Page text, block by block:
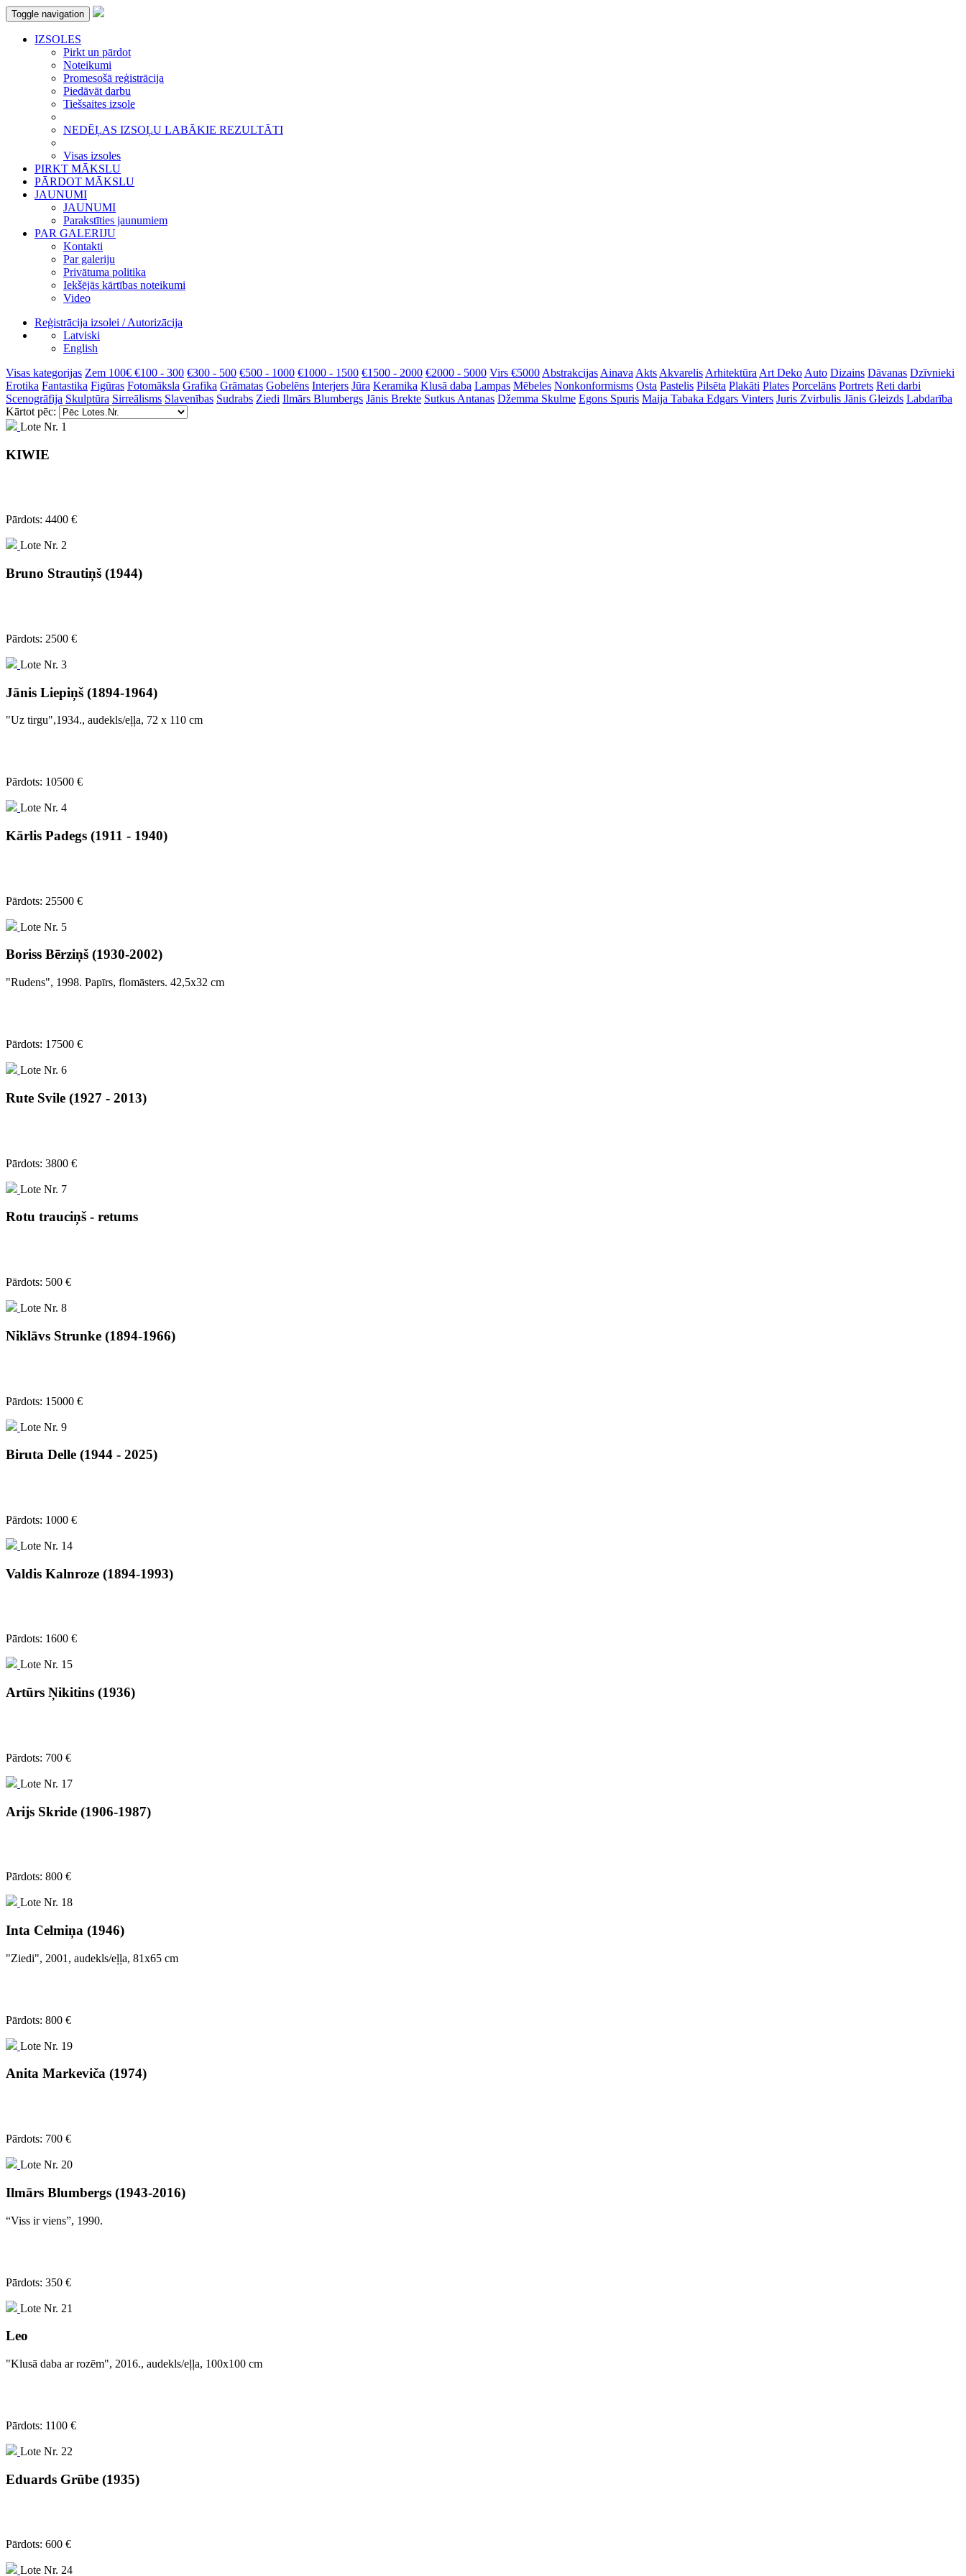
Toggle navigation
IZSOLES
Pirkt un pārdot
Noteikumi
Promesošā reģistrācija
Piedāvāt darbu
Tiešsaites izsole
NEDĒĻAS IZSOĻU LABĀKIE REZULTĀTI
Visas izsoles
PIRKT MĀKSLU
PĀRDOT MĀKSLU
JAUNUMI
JAUNUMI
Parakstīties jaunumiem
PAR GALERIJU
Kontakti
Par galeriju
Privātuma politika
Iekšējās kārtības noteikumi
Video
Reģistrācija izsolei / Autorizācija
Latviski
English
Visas kategorijas Zem 100€ €100 - 300 €300 - 500 €500 - 1000 €1000 - 1500 €1500 - 2000 €2000 - 5000 Virs €5000 Abstrakcijas Ainava Akts Akvarelis Arhitektūra Art Deko Auto Dizains Dāvanas Dzīvnieki
Erotika Fantastika Figūras Fotomāksla Grafika Grāmatas Gobelēns Interjers Jūra Keramika Klusā daba Lampas Mēbeles Nonkonformisms Osta Pastelis Pilsēta Plakāti Plates Porcelāns Portrets Reti darbi
Scenogrāfija Skulptūra Sirreālisms Slavenības Sudrabs Ziedi Ilmārs Blumbergs Jānis Brekte Sutkus Antanas Džemma Skulme Egons Spuris Maija Tabaka Edgars Vinters Juris Zvirbulis Jānis Gleizds Labdarība
Kārtot pēc:
Lote Nr. 1
KIWIE
Pārdots: 4400 €
Lote Nr. 2
Bruno Strautiņš (1944)
Pārdots: 2500 €
Lote Nr. 3
Jānis Liepiņš (1894-1964)
"Uz tirgu",1934., audekls/eļļa, 72 x 110 cm
Pārdots: 10500 €
Lote Nr. 4
Kārlis Padegs (1911 - 1940)
Pārdots: 25500 €
Lote Nr. 5
Boriss Bērziņš (1930-2002)
"Rudens", 1998. Papīrs, flomāsters. 42,5x32 cm
Pārdots: 17500 €
Lote Nr. 6
Rute Svile (1927 - 2013)
Pārdots: 3800 €
Lote Nr. 7
Rotu trauciņš - retums
Pārdots: 500 €
Lote Nr. 8
Niklāvs Strunke (1894-1966)
Pārdots: 15000 €
Lote Nr. 9
Biruta Delle (1944 - 2025)
Pārdots: 1000 €
Lote Nr. 14
Valdis Kalnroze (1894-1993)
Pārdots: 1600 €
Lote Nr. 15
Artūrs Ņikitins (1936)
Pārdots: 700 €
Lote Nr. 17
Arijs Skride (1906-1987)
Pārdots: 800 €
Lote Nr. 18
Inta Celmiņa (1946)
"Ziedi", 2001, audekls/eļļa, 81x65 cm
Pārdots: 800 €
Lote Nr. 19
Anita Markeviča (1974)
Pārdots: 700 €
Lote Nr. 20
Ilmārs Blumbergs (1943-2016)
“Viss ir viens”, 1990.
Pārdots: 350 €
Lote Nr. 21
Leo
"Klusā daba ar rozēm", 2016., audekls/eļļa, 100x100 cm
Pārdots: 1100 €
Lote Nr. 22
Eduards Grūbe (1935)
Pārdots: 600 €
Lote Nr. 24